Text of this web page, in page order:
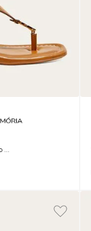
Bloco